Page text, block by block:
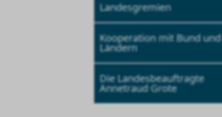
Landesgremien
Kooperation mit Bund und
Ländern
Die Landesbeauftragte
Annetraud Grote